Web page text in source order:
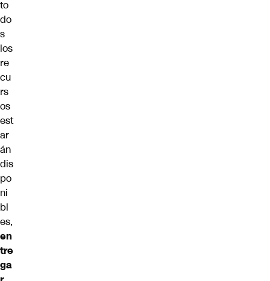
to
do
s
los
re
cu
rs
os
est
ar
án
dis
po
ni
bl
es,
en
tre
ga